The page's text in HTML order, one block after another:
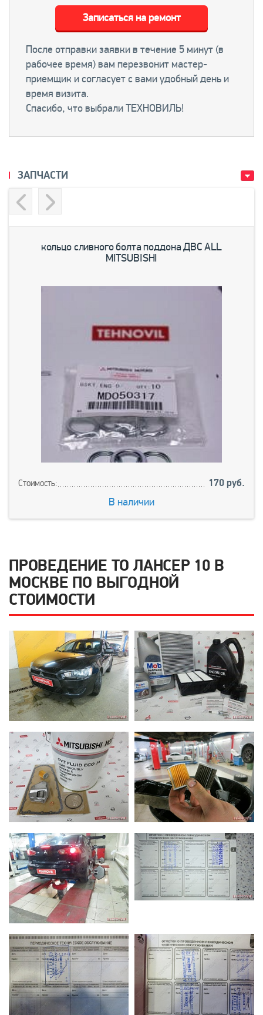
После отправки заявки в течение 5 минут (в
рабочее время) вам перезвонит мастер-
приемщик и согласует с вами удобный день и
время визита.
Спасибо, что выбрали ТЕХНОВИЛЬ!
Записаться на ремонт
ЗАПЧАСТИ
кольцо сливного болта поддона ДВС ALL
MITSUBISHI
Стоимость:
170 руб.
В наличии
ПРОВЕДЕНИЕ ТО ЛАНСЕР 10 В
МОСКВЕ ПО ВЫГОДНОЙ
СТОИМОСТИ